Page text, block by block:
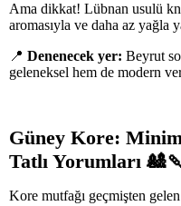
Ama dikkat! Lübnan usulü
aromasıyla ve daha az yağla
📍 Denenecek yer: Beyrut
geleneksel hem de modern
Güney Kore:
Tatlı Yorumları
Kore mutfağı geçmişten